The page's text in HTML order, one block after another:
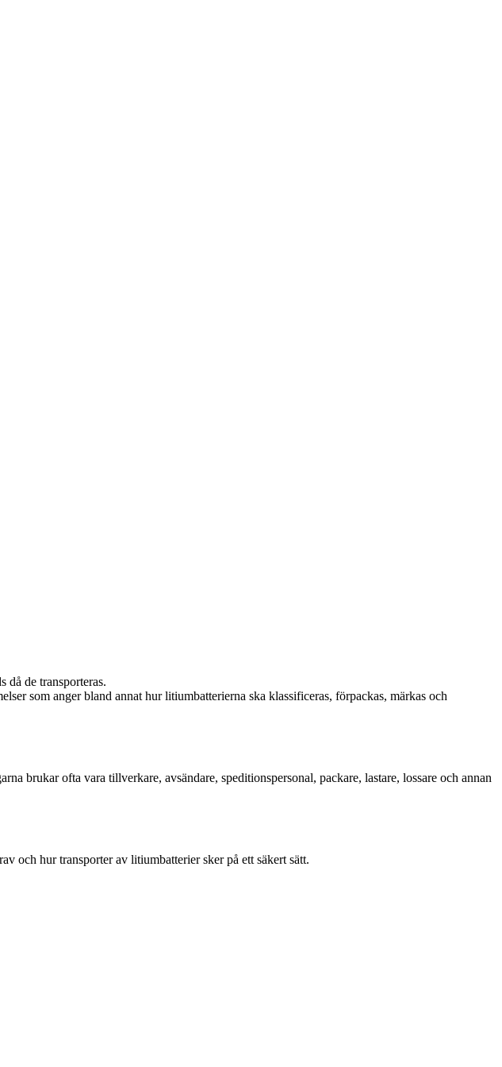
då de transporteras.
som anger bland annat hur litiumbatterierna ska klassificeras, förpackas, märkas och
brukar ofta vara tillverkare, avsändare, speditionspersonal, packare, lastare, lossare och annan
och hur transporter av litiumbatterier sker på ett säkert sätt.